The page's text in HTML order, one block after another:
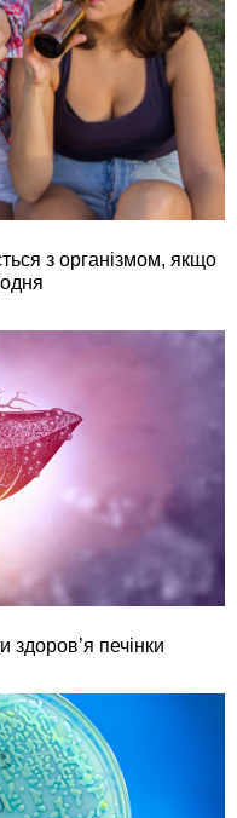
з організмом, якщо
здоров’я печінки